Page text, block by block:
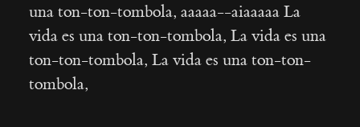
una ton-ton-tombola, aaaaa--aiaaaaa La
vida es una ton-ton-tombola, La vida es una
ton-ton-tombola, La vida es una ton-ton-
tombola,